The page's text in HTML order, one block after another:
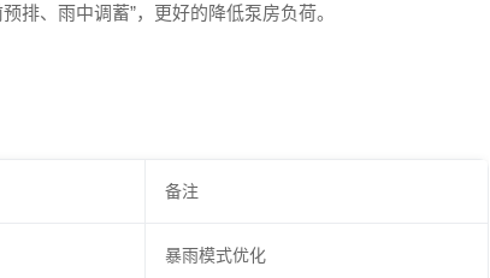
排、雨中调蓄”，更好的降低泵房负荷。
备注
暴雨模式优化